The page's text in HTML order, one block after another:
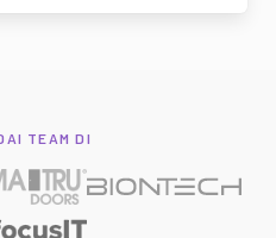
TEAM DI